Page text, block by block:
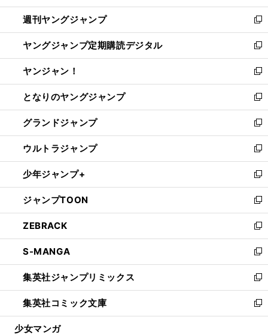
開
く
ウ
で
開
く
ン
ド
ウ
で
開
く
ウ
ィ
ン
ド
ウ
で
開
く
週刊ヤングジャンプ
新
し
い
ウ
ィ
ン
ド
ウ
で
開
く
ヤングジャンプ定期購読デジタル
新
し
い
ウ
ィ
ン
ド
ウ
で
開
く
ヤンジャン！
新
し
い
ウ
ィ
ン
ド
ウ
で
開
く
となりのヤングジャンプ
新
し
い
ウ
ィ
ン
ド
ウ
で
開
く
グランドジャンプ
新
し
い
ウ
ィ
ン
ド
ウ
で
開
く
ウルトラジャンプ
新
し
い
ウ
ィ
ン
ド
ウ
で
開
く
少年ジャンプ+
新
し
い
ウ
ィ
ン
ド
ウ
で
開
く
ジャンプTOON
新
し
い
ウ
ィ
ン
ド
ウ
で
開
ZEBRACK
新
し
い
ウ
ィ
ン
ド
ウ
S-MANGA
新
し
い
ウ
ィ
ン
集英社ジャンプリミックス
新
し
い
ウ
集英社コミック文庫
新
し
少女マンガ